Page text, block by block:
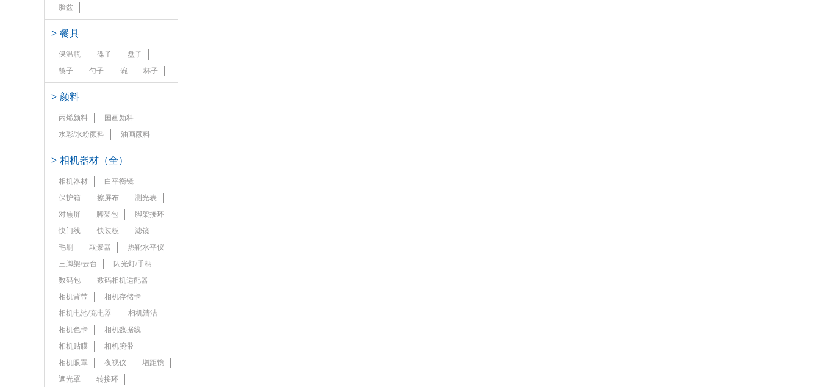
脸盆
> 餐具
保温瓶 碟子
盘子
筷子
勺子 碗 杯子
> 颜料
丙烯颜料
国画颜料
水彩/水粉颜料
油画颜料
> 相机器材（全）
相机器材
白平衡镜
保护箱
擦屏布
测光表
对焦屏
脚架包
脚架接环
快门线
快装板
滤镜
毛刷
取景器
热靴水平仪
三脚架/云台
闪光灯/手柄
数码包
数码相机适配器
相机背带
相机存储卡
相机电池/充电器
相机清洁
相机色卡
相机数据线
相机贴膜
相机腕带
相机眼罩
夜视仪
增距镜
遮光罩
转接环